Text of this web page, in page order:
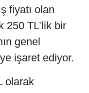
fiyatı olan
250 TL’lik bir
genel
işaret ediyor.
olarak